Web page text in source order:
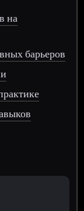
на
барьеров